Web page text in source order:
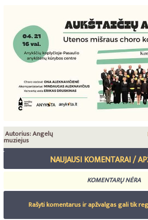
Autorius: Angelų
muziejus
NAUJAUSI KOMENTARAI /
KOMENTARŲ NĖRA
Rašyti komentarus ir apžvalgas gali tik